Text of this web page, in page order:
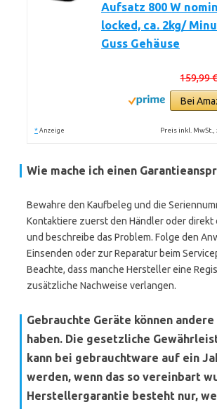
Aufsatz 800 W
locked, ca. 2kg/
Guss Gehäuse
159,99
Bei
* Anzeige Preis inkl.
Wie mache ich einen
Bewahre den Kaufbeleg und die
Kontaktiere zuerst den Händler oder
und beschreibe das Problem. Folge den
Einsenden oder zur Reparatur beim
Beachte, dass manche Hersteller eine
zusätzliche Nachweise verlangen.
Gebrauchte Geräte können
haben. Die gesetzliche
kann bei gebrauchtware auf ein
werden, wenn das so vereinbart
Herstellergarantie besteht nur,